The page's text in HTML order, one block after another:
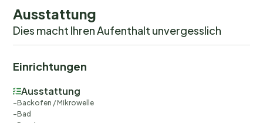
Ausstattung
Dies macht Ihren Aufenthalt unvergesslich
Einrichtungen
Ausstattung
Backofen / Mikrowelle
Bad